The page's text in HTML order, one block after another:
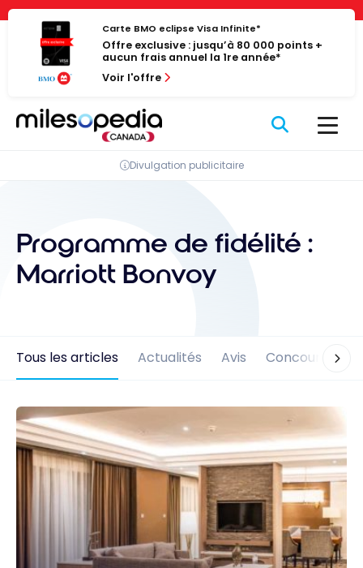
Panneau de gestion des cookies
Passer
contenu
Carte BMO eclipse Visa Infinite*
Offre exclusive : jusqu’à 80 000 points +
aucun frais annuel la 1re année*
Voir l'offre
Divulgation publicitaire
Programme de fidélité :
Marriott Bonvoy
Tous les articles Actualités Avis Concours